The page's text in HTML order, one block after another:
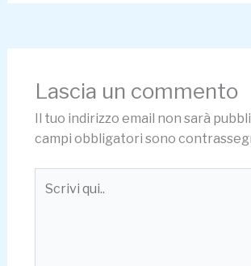
Lascia un commento
Il tuo indirizzo email non sarà
campi obbligatori sono
qui..